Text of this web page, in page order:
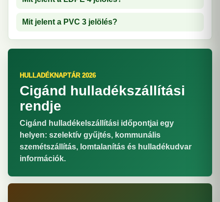
Mit jelent a PVC 3 jelölés?
HULLADÉKNAPTÁR 2026
Cigánd hulladékszállítási
rendje
Cigánd hulladékelszállítási időpontjai egy
helyen: szelektív gyűjtés, kommunális
szemétszállítás, lomtalanítás és hulladékudvar
információk.